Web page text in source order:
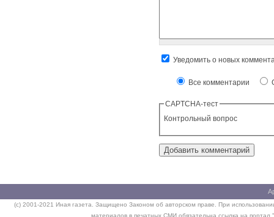
Уведомить о новых
Все комментарии
CAPTCHA-тест
Контрольный вопрос
(c) 2001-2021 Иная газета. Защищено Законом об авторском праве. При
материалов в печатных СМИ обязательна ссылка на